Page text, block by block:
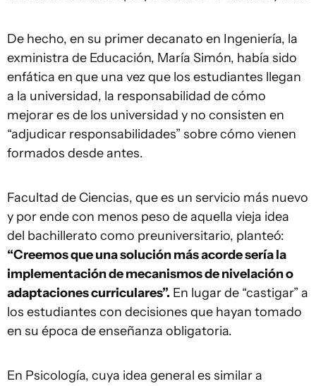
De hecho, en su primer decanato en Ingeniería, la
exministra de Educación, María Simón, había sido
enfática en que una vez que los estudiantes llegan
a la universidad, la responsabilidad de cómo
mejorar es de los universidad y no consisten en
“adjudicar responsabilidades” sobre cómo vienen
formados desde antes.
Facultad de Ciencias, que es un servicio más nuevo
y por ende con menos peso de aquella vieja idea
del bachillerato como preuniversitario, planteó:
“Creemos que una solución más acorde sería la
implementación de mecanismos de nivelación o
adaptaciones curriculares”. En lugar de “castigar” a
los estudiantes con decisiones que hayan tomado
en su época de enseñanza obligatoria.
En Psicología, cuya idea general es similar a